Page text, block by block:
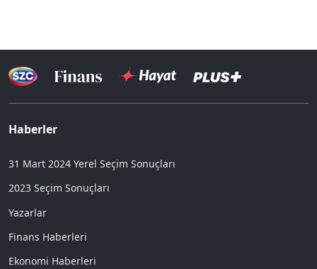
Haberler
31 Mart 2024 Yerel Seçim Sonuçları
2023 Seçim Sonuçları
Yazarlar
Finans Haberleri
Ekonomi Haberleri